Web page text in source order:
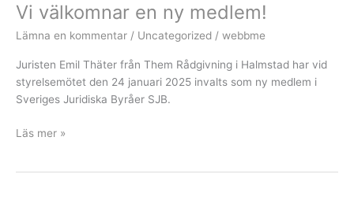
Vi välkomnar en ny medlem!
Lämna en kommentar / Uncategorized / webbme
Juristen Emil Thäter från Them Rådgivning i Halmstad har vid
styrelsemötet den 24 januari 2025 invalts som ny medlem i
Sveriges Juridiska Byråer SJB.
en
Läs mer »